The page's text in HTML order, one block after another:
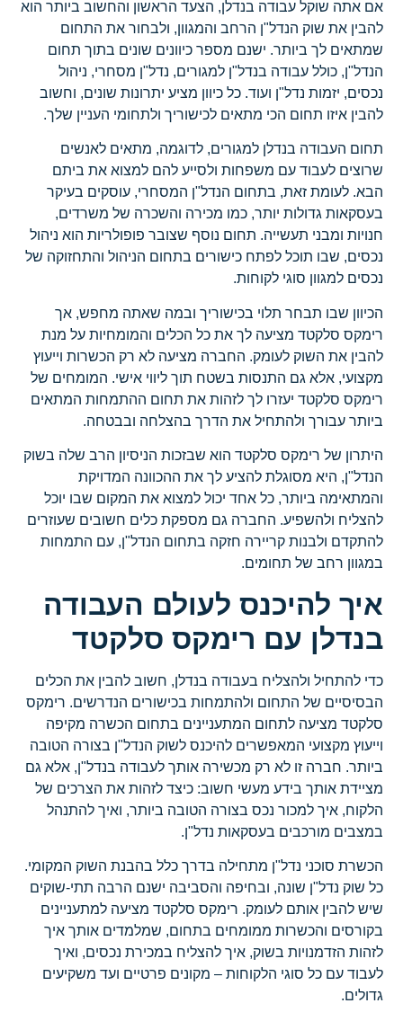
אם אתה שוקל עבודה בנדלן, הצעד הראשון והחשוב ביותר הוא
להבין את שוק הנדל"ן הרחב והמגוון, ולבחור את התחום
שמתאים לך ביותר. ישנם מספר כיוונים שונים בתוך תחום
הנדל"ן, כולל עבודה בנדל"ן למגורים, נדל"ן מסחרי, ניהול
נכסים, יזמות נדל"ן ועוד. כל כיוון מציע יתרונות שונים, וחשוב
להבין איזו תחום הכי מתאים לכישוריך ולתחומי העניין שלך.
תחום העבודה בנדלן למגורים, לדוגמה, מתאים לאנשים
שרוצים לעבוד עם משפחות ולסייע להם למצוא את ביתם
הבא. לעומת זאת, בתחום הנדל"ן המסחרי, עוסקים בעיקר
בעסקאות גדולות יותר, כמו מכירה והשכרה של משרדים,
חנויות ומבני תעשייה. תחום נוסף שצובר פופולריות הוא ניהול
נכסים, שבו תוכל לפתח כישורים בתחום הניהול והתחזוקה של
נכסים למגוון סוגי לקוחות.
הכיוון שבו תבחר תלוי בכישוריך ובמה שאתה מחפש, אך
רימקס סלקטד מציעה לך את כל הכלים והמומחיות על מנת
להבין את השוק לעומק. החברה מציעה לא רק הכשרות וייעוץ
מקצועי, אלא גם התנסות בשטח תוך ליווי אישי. המומחים של
רימקס סלקטד יעזרו לך לזהות את תחום ההתמחות המתאים
ביותר עבורך ולהתחיל את הדרך בהצלחה ובבטחה.
היתרון של רימקס סלקטד הוא שבזכות הניסיון הרב שלה בשוק
הנדל"ן, היא מסוגלת להציע לך את ההכוונה המדויקת
והמתאימה ביותר, כל אחד יכול למצוא את המקום שבו יוכל
להצליח ולהשפיע. החברה גם מספקת כלים חשובים שעוזרים
להתקדם ולבנות קריירה חזקה בתחום הנדל"ן, עם התמחות
במגוון רחב של תחומים.
איך להיכנס לעולם העבודה
בנדלן עם רימקס סלקטד
כדי להתחיל ולהצליח בעבודה בנדלן, חשוב להבין את הכלים
הבסיסיים של התחום ולהתמחות בכישורים הנדרשים. רימקס
סלקטד מציעה לתחום המתעניינים בתחום הכשרה מקיפה
וייעוץ מקצועי המאפשרים להיכנס לשוק הנדל"ן בצורה הטובה
ביותר. חברה זו לא רק מכשירה אותך לעבודה בנדל"ן, אלא גם
מציידת אותך בידע מעשי חשוב: כיצד לזהות את הצרכים של
הלקוח, איך למכור נכס בצורה הטובה ביותר, ואיך להתנהל
במצבים מורכבים בעסקאות נדל"ן.
הכשרת סוכני נדל"ן מתחילה בדרך כלל בהבנת השוק המקומי.
כל שוק נדל"ן שונה, ובחיפה והסביבה ישנם הרבה תתי-שוקים
שיש להבין אותם לעומק. רימקס סלקטד מציעה למתעניינים
בקורסים והכשרות ממומחים בתחום, שמלמדים אותך איך
לזהות הזדמנויות בשוק, איך להצליח במכירת נכסים, ואיך
לעבוד עם כל סוגי הלקוחות – מקונים פרטיים ועד משקיעים
גדולים.